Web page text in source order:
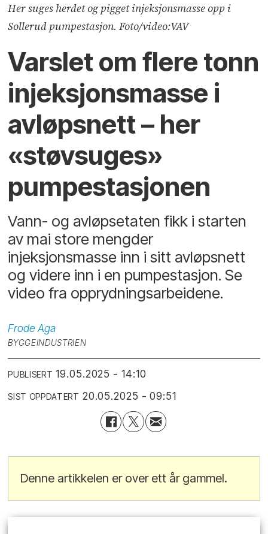
Her suges herdet og pigget injeksjonsmasse opp i
Sollerud pumpestasjon. Foto/video:VAV
Varslet om flere tonn
injeksjonsmasse i
avløpsnett – her
«støvsuges»
pumpestasjonen
Vann- og avløpsetaten fikk i starten
av mai store mengder
injeksjonsmasse inn i sitt avløpsnett
og videre inn i en pumpestasjon. Se
video fra opprydningsarbeidene.
Frode Aga
BYGGEINDUSTRIEN
PUBLISERT 19.05.2025 - 14:10
SIST OPPDATERT 20.05.2025 - 09:51
Denne artikkelen er over ett år gammel.